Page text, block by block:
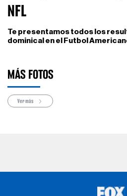
NFL
Te presentamos todos los
dominical en el Futbol
MÁS FOTOS
Ver más